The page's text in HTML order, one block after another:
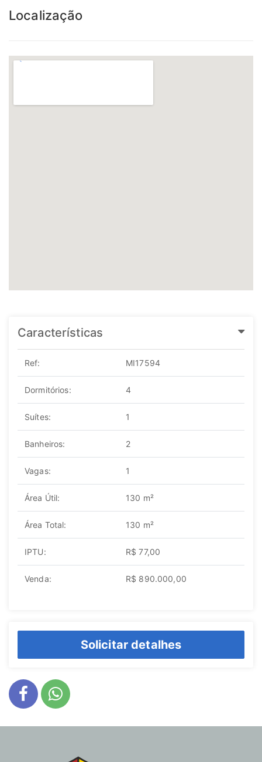
Localização
Características
Ref: MI17594
Dormitórios: 4
Suítes: 1
Banheiros: 2
Vagas: 1
Área Útil: 130 m²
Área Total: 130 m²
IPTU: R$ 77,00
Venda: R$ 890.000,00
Solicitar detalhes